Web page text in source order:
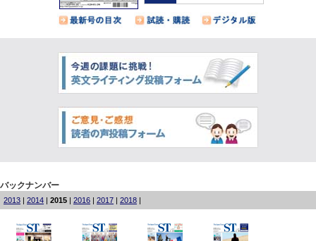
バックナンバー
2013 | 2014 | 2015 | 2016 | 2017 | 2018 |